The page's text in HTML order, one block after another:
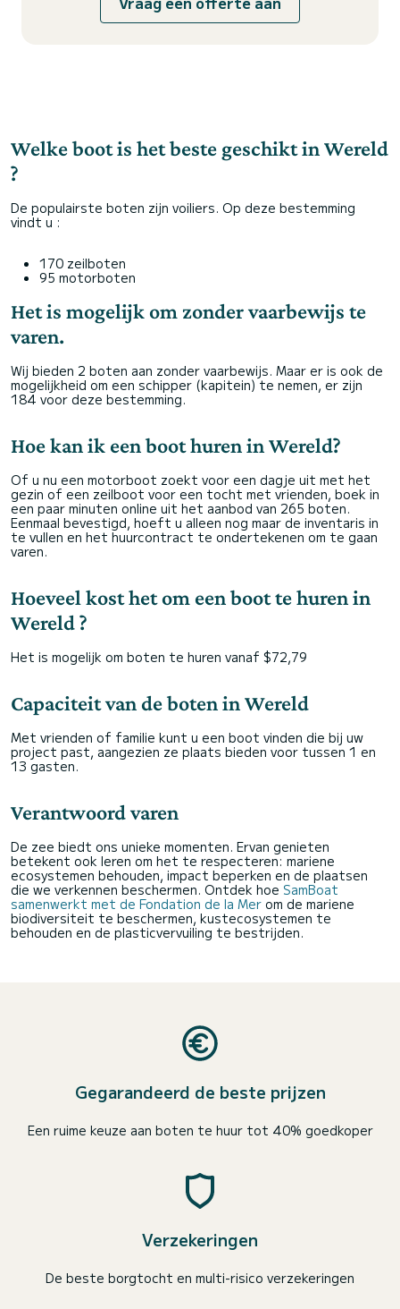
Welke boot is het beste geschikt in Wereld
?
De populairste boten zijn voiliers. Op deze bestemming
vindt u :
170 zeilboten
95 motorboten
Het is mogelijk om zonder vaarbewijs te
varen.
Wij bieden 2 boten aan zonder vaarbewijs. Maar er is ook de
mogelijkheid om een schipper (kapitein) te nemen, er zijn
184 voor deze bestemming.
Hoe kan ik een boot huren in Wereld?
Of u nu een motorboot zoekt voor een dagje uit met het
gezin of een zeilboot voor een tocht met vrienden, boek in
een paar minuten online uit het aanbod van 265 boten.
Eenmaal bevestigd, hoeft u alleen nog maar de inventaris in
te vullen en het huurcontract te ondertekenen om te gaan
varen.
Hoeveel kost het om een boot te huren in
Wereld ?
Het is mogelijk om boten te huren vanaf $72,79
Capaciteit van de boten in Wereld
Met vrienden of familie kunt u een boot vinden die bij uw
project past, aangezien ze plaats bieden voor tussen 1 en
13 gasten.
Verantwoord varen
De zee biedt ons unieke momenten. Ervan genieten
betekent ook leren om het te respecteren: mariene
ecosystemen behouden, impact beperken en de plaatsen
die we verkennen beschermen. Ontdek hoe SamBoat
samenwerkt met de Fondation de la Mer om de mariene
biodiversiteit te beschermen, kustecosystemen te
behouden en de plasticvervuiling te bestrijden.
Gegarandeerd de beste prijzen
Een ruime keuze aan boten te huur tot 40% goedkoper
Verzekeringen
De beste borgtocht en multi-risico verzekeringen